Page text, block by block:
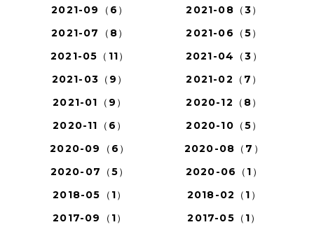
2021-09（6）
2021-08（3）
2021-07（8）
2021-06（5）
2021-05（11）
2021-04（3）
2021-03（9）
2021-02（7）
2021-01（9）
2020-12（8）
2020-11（6）
2020-10（5）
2020-09（6）
2020-08（7）
2020-07（5）
2020-06（1）
2018-05（1）
2018-02（1）
2017-09（1）
2017-05（1）